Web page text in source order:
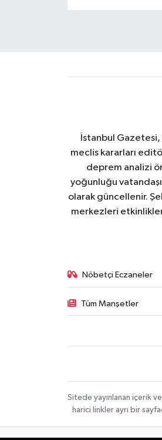
İstanbul Gazetesi,
meclis kararları
deprem analizi
yoğunluğu
olarak güncellenir.
merkezleri
Nöbetçi Eczaneler
Tüm Manşetler
Sitede yayınlanan içerik
harici linkler ayrı bir